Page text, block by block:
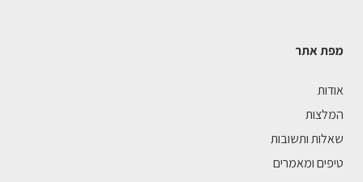
מפת אתר
אודות
המלצות
שאלות ותשובות
טיפים ומאמרים